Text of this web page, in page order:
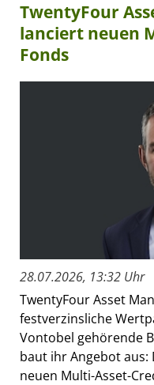
TwentyFour
lanciert neuen
Fonds
28.07.2026, 13:32 Uhr
TwentyFour Asset
festverzinsliche
Vontobel gehörende
baut ihr Angebot
neuen Multi-Asset-